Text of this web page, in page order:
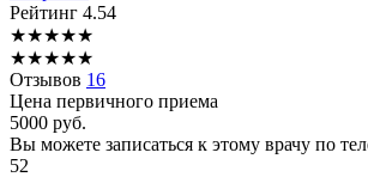
Рейтинг 4.54
★★★★★
★★★★★
Отзывов 16
Цена первичного приема
5000 руб.
Вы можете записаться к этому врачу по
52